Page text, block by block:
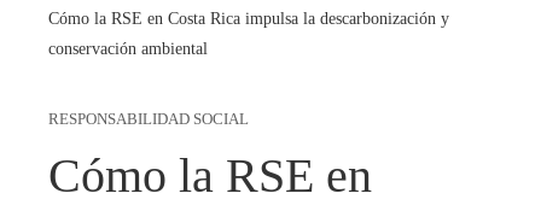
Cómo la RSE en Costa Rica impulsa la descarbonización y
conservación ambiental
RESPONSABILIDAD SOCIAL
Cómo la RSE en